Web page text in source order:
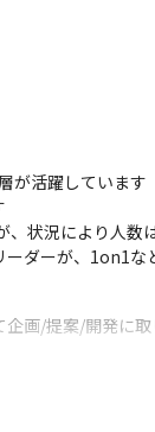
が活躍しています
、状況により人数
ダーが、1on1
画/提案/開発に
界で繰り広げら
性ミリオンア